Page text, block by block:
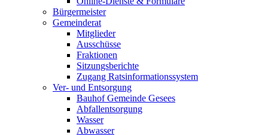
Bürgermeister
Gemeinderat
Mitglieder
Ausschüsse
Fraktionen
Sitzungsberichte
Zugang Ratsinformationssystem
Ver- und Entsorgung
Bauhof Gemeinde Gesees
Abfallentsorgung
Wasser
Abwasser